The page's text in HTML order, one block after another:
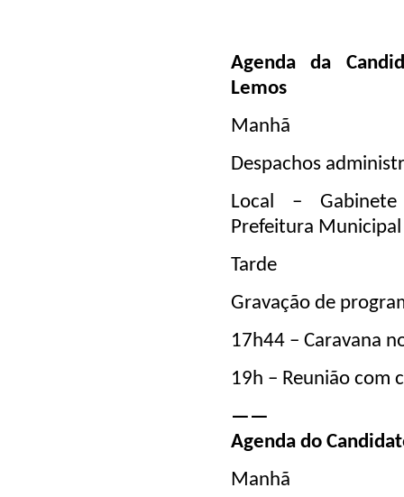
Agenda da
Lemos
Manhã
Despachos
Local –
Prefeitura Municipal
Tarde
Gravação de
17h44 – Caravana
19h – Reunião com
——
Agenda do
Manhã